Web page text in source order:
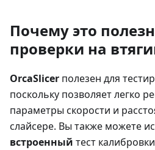
Почему это
проверки на
OrcaSlicer полезен для
поскольку позволяет легко
параметры скорости и
слайсере. Вы также можете
встроенный тест